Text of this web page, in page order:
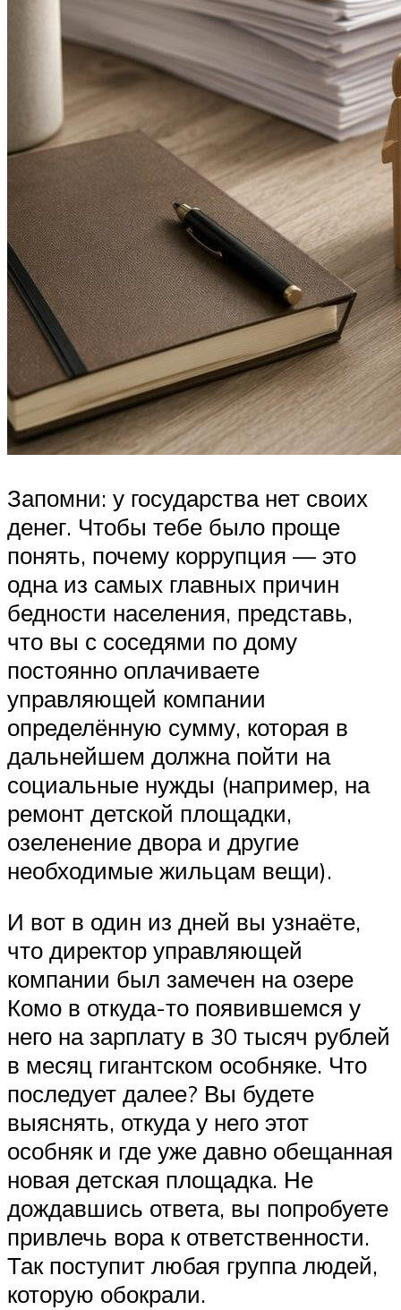
Запомни: у государства нет своих
денег. Чтобы тебе было проще
понять, почему коррупция — это
одна из самых главных причин
бедности населения, представь,
что вы с соседями по дому
постоянно оплачиваете
управляющей компании
определённую сумму, которая в
дальнейшем должна пойти на
социальные нужды (например, на
ремонт детской площадки,
озеленение двора и другие
необходимые жильцам вещи).
И вот в один из дней вы узнаёте,
что директор управляющей
компании был замечен на озере
Комо в откуда-то появившемся у
него на зарплату в 30 тысяч рублей
в месяц гигантском особняке. Что
последует далее? Вы будете
выяснять, откуда у него этот
особняк и где уже давно обещанная
новая детская площадка. Не
дождавшись ответа, вы попробуете
привлечь вора к ответственности.
Так поступит любая группа людей,
которую обокрали.